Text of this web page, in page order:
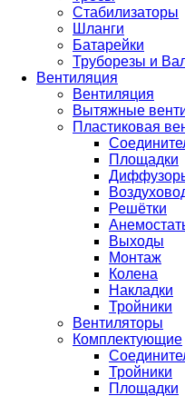
Стабилизаторы
Шланги
Батарейки
Труборезы и
Вентиляция
Вентиляция
Вытяжные
Пластиковая
Площадки
Решётки
Выходы
Монтаж
Колена
Накладки
Тройники
Вентиляторы
Комплектующие
Тройники
Площадки